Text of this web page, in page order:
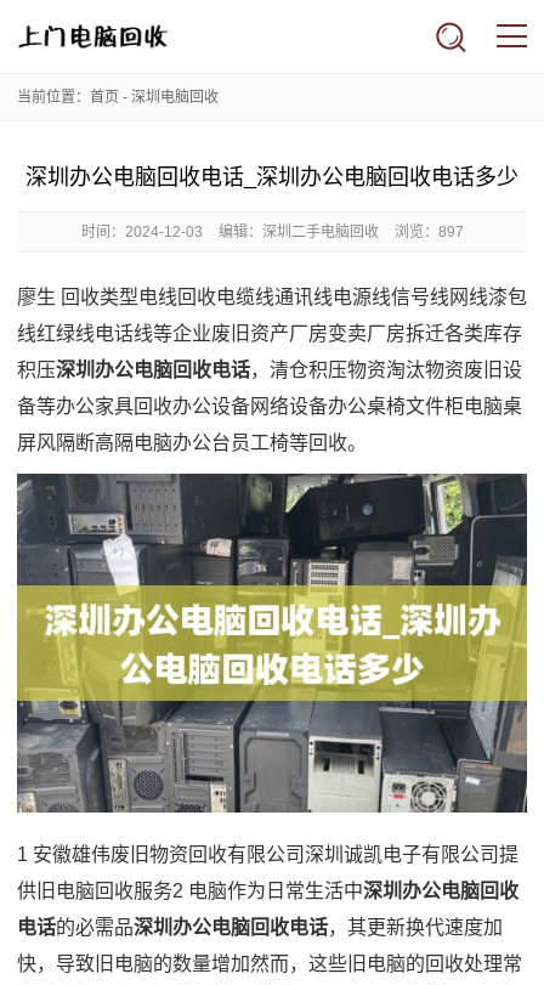
当前位置： 首页 - 深圳电脑回收
深圳办公电脑回收电话_深圳办公电脑回收电话多少
时间： 2024-12-03 编辑：深圳二手电脑回收 浏览：897
廖生 回收类型电线回收电缆线通讯线电源线信号线网线漆包
线红绿线电话线等企业废旧资产厂房变卖厂房拆迁各类库存
积压深圳办公电脑回收电话，清仓积压物资淘汰物资废旧设
备等办公家具回收办公设备网络设备办公桌椅文件柜电脑桌
屏风隔断高隔电脑办公台员工椅等回收。
1 安徽雄伟废旧物资回收有限公司深圳诚凯电子有限公司提
供旧电脑回收服务2 电脑作为日常生活中深圳办公电脑回收
电话的必需品深圳办公电脑回收电话，其更新换代速度加
快，导致旧电脑的数量增加然而，这些旧电脑的回收处理常